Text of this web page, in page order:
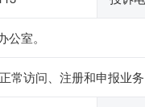
室。
访问、注册和申报业